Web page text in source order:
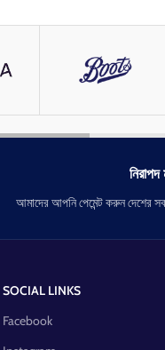
আমাদের আপনি পেমেন্ট করুন দেশের
SOCIAL LINKS
Facebook